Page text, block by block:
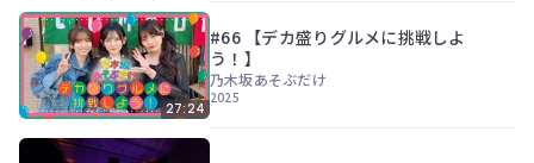
27:24
#66 【デカ盛りグルメに挑戦しよ
う！】
乃木坂あそぶだけ
2025